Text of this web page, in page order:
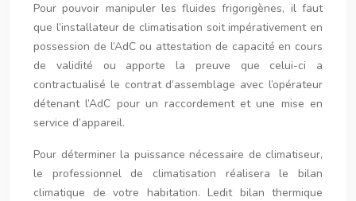
Pour pouvoir manipuler les fluides frigorigènes, il faut
que l’installateur de climatisation soit impérativement en
possession de l’AdC ou attestation de capacité en cours
de validité ou apporte la preuve que celui-ci a
contractualisé le contrat d’assemblage avec l’opérateur
détenant l’AdC pour un raccordement et une mise en
service d’appareil.
Pour déterminer la puissance nécessaire de climatiseur,
le professionnel de climatisation réalisera le bilan
climatique de votre habitation. Ledit bilan thermique